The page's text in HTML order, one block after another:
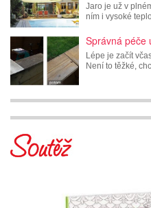
Jaro je už v
ním i vysoké
Správná péče
Lépe je začít
Není to těžké,